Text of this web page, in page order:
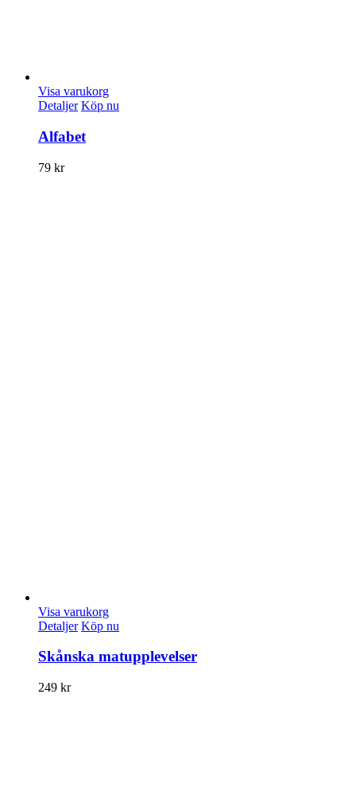
Visa varukorg
Detaljer Köp nu
Alfabet
79 kr
Visa varukorg
Detaljer Köp nu
Skånska matupplevelser
249 kr